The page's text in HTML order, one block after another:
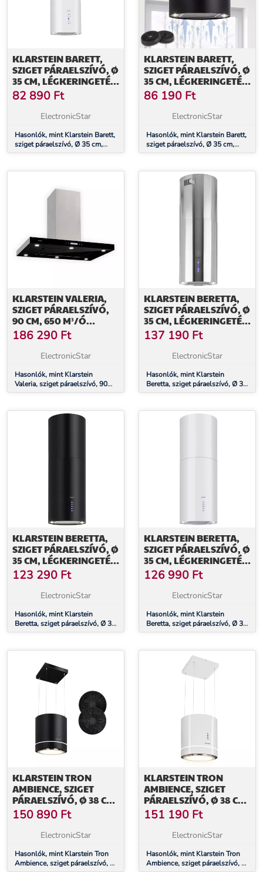
KLARSTEIN BARETT,
SZIGET PÁRAELSZÍVÓ, Ø
35 CM, LÉGKERINGETÉS,
560 M³/Ó, LED,
AKTÍVSZÉN SZŰRŐ,
FEHÉR
82 890 Ft
ElectronicStar
Hasonlók, mint Klarstein Barett,
sziget páraelszívó, Ø 35 cm,
légkeringetés, 560 m³/ó, LED,
KLARSTEIN BARETT,
SZIGET PÁRAELSZÍVÓ, Ø
35 CM, LÉGKERINGETÉS,
560 M³/Ó, LED,
AKTÍVSZÉN SZŰRŐ,
FEKETE
86 190 Ft
ElectronicStar
Hasonlók, mint Klarstein Barett,
sziget páraelszívó, Ø 35 cm,
légkeringetés, 560 m³/ó, LED,
KLARSTEIN VALERIA,
SZIGET PÁRAELSZÍVÓ,
90 CM, 650 M³/Ó
ELSZÍVÓ TELJESÍTMÉNY,
ÉRINTŐKÉPERNYŐS,
186 290 Ft
ElectronicStar
Hasonlók, mint Klarstein
Valeria, sziget páraelszívó, 90
cm, 650 m³/ó elszívó
LED
KLARSTEIN BERETTA,
SZIGET PÁRAELSZÍVÓ, Ø
35 CM, LÉGKERINGETÉS,
650 M³/Ó, LED,
NEMESACÉL
137 190 Ft
ElectronicStar
Hasonlók, mint Klarstein
Beretta, sziget páraelszívó, Ø 35
cm, légkeringetés, 650 m³/ó,
KLARSTEIN BERETTA,
SZIGET PÁRAELSZÍVÓ, Ø
35 CM, LÉGKERINGETÉS,
650 M³/Ó, LED, FEKETE
123 290 Ft
ElectronicStar
Hasonlók, mint Klarstein
Beretta, sziget páraelszívó, Ø 35
cm, légkeringetés, 650 m³/ó,
KLARSTEIN BERETTA,
SZIGET PÁRAELSZÍVÓ, Ø
35 CM, LÉGKERINGETÉS,
650 M³/Ó, LED, FEHÉR
126 990 Ft
ElectronicStar
Hasonlók, mint Klarstein
Beretta, sziget páraelszívó, Ø 35
cm, légkeringetés, 650 m³/ó,
KLARSTEIN TRON
AMBIENCE, SZIGET
PÁRAELSZÍVÓ, Ø 38 CM,
LÉGKERINGETÉS, 540
M³/Ó, LED, FEKETE
150 890 Ft
ElectronicStar
Hasonlók, mint Klarstein Tron
Ambience, sziget páraelszívó, Ø
KLARSTEIN TRON
AMBIENCE, SZIGET
PÁRAELSZÍVÓ, Ø 38 CM,
LÉGKERINGETÉS, 540
M³/Ó, LED, FEHÉR
151 190 Ft
ElectronicStar
Hasonlók, mint Klarstein Tron
Ambience, sziget páraelszívó, Ø